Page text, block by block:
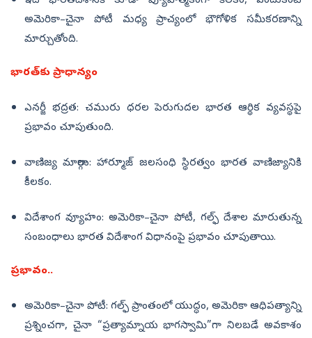
అమెరికా–చైనా పోటీ మధ్య ప్రాచ్యంలో భౌగోళిక సమీకరణాన్ని
మార్చుతోంది.
భారత్‌కు ప్రాధాన్యం
ఎనర్జీ భద్రత: చమురు ధరల పెరుగుదల భారత ఆర్థిక వ్యవస్థపై
ప్రభావం చూపుతుంది.
వాణిజ్య మార్గాలు: హార్మూజ్‌ జలసంధి స్థిరత్వం భారత వాణిజ్యానికి
కీలకం.
విదేశాంగ వ్యూహం: అమెరికా–చైనా పోటీ, గల్ఫ్ దేశాల మారుతున్న
సంబంధాలు భారత విదేశాంగ విధానంపై ప్రభావం చూపుతాయి.
ప్రభావం..
అమెరికా–చైనా పోటీ: గల్ఫ్ ప్రాంతంలో యుద్ధం, అమెరికా ఆధిపత్యాన్ని
ప్రశ్నించగా, చైనా “ప్రత్యామ్నాయ భాగస్వామి”గా నిలబడే అవకాశం